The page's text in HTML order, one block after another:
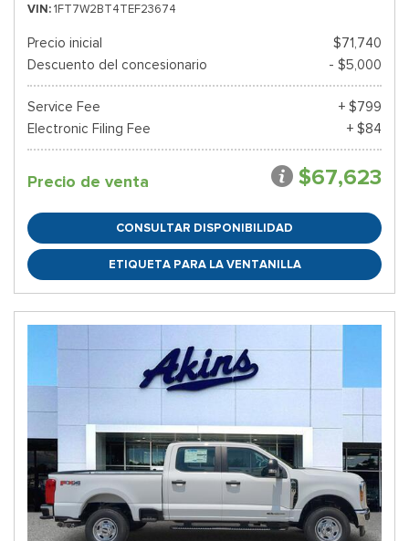
VIN 1FT7W2BT4TEF23674
Precio inicial
$71,740
Descuento del concesionario
- $5,000
Service Fee
+ $799
Electronic Filing Fee
+ $84
Precio de venta $67,623
CONSULTAR DISPONIBILIDAD
ETIQUETA PARA LA VENTANILLA